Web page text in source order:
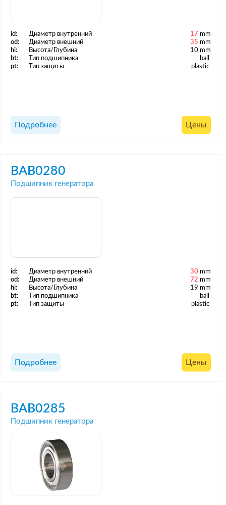
id: Диаметр внутренний 17 mm
od:
Диаметр внешний 35 mm
hi:
Высота/Глубина
10 mm
bt:
Тип подшипника
ball
pt:
Тип защиты plastic
Подробнее Цены
BAB0280
Подшипник генератора
id: Диаметр внутренний 30 mm
od:
Диаметр внешний 72 mm
hi:
Высота/Глубина
19 mm
bt:
Тип подшипника
ball
pt:
Тип защиты plastic
Подробнее Цены
BAB0285
Подшипник генератора